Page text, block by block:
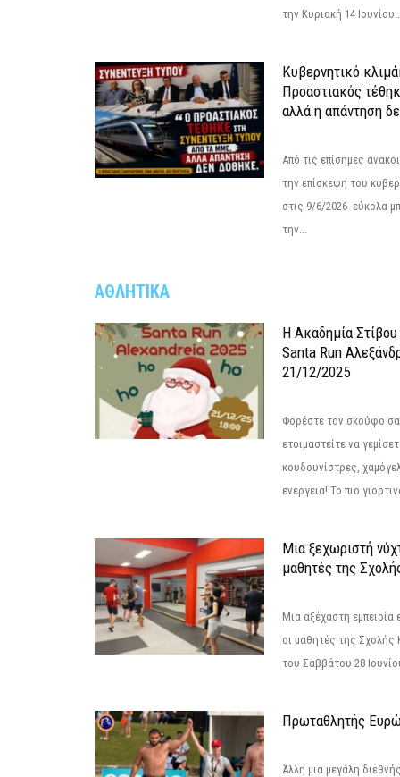
την Κυριακή 14
Κυβερνητικό
Προαστιακός
αλλά η απάντηση
Από τις επίσημες
την επίσκεψη του
στις 9/6/2026 εύκολα
την...
ΑΘΛΗΤΙΚΑ
Η Ακαδημία
Santa Run
21/12/2025
Φορέστε τον σκούφο
ετοιμαστείτε να
κουδουνίστρες,
ενέργεια! Το πιο
Μια ξεχωριστή
μαθητές της
Μια αξέχαστη εμπειρία
οι μαθητές της
του Σαββάτου 28
Πρωταθλητής
Άλλη μια μεγάλη